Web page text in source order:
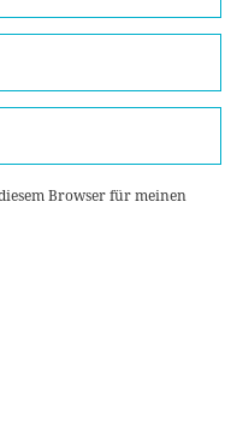
Browser für meinen